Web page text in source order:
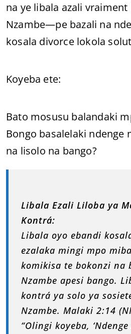
na ye libala azali
Nzambe—pe bazali na
kosala divorce lokola
Koyeba ete:
Bato mosusu balandaki
Bongo basalelaki ndenge
na lisolo na bango?
Libala Ezali Liloba ya
Kontrá:
Libala oyo ebandi
ezalaka mingi mpo
komikisa te bokonzi na
Nzambe apesi bango.
kontrá ya solo ya
Nzambe. Malaki 2:14
“Olingi koyeba,